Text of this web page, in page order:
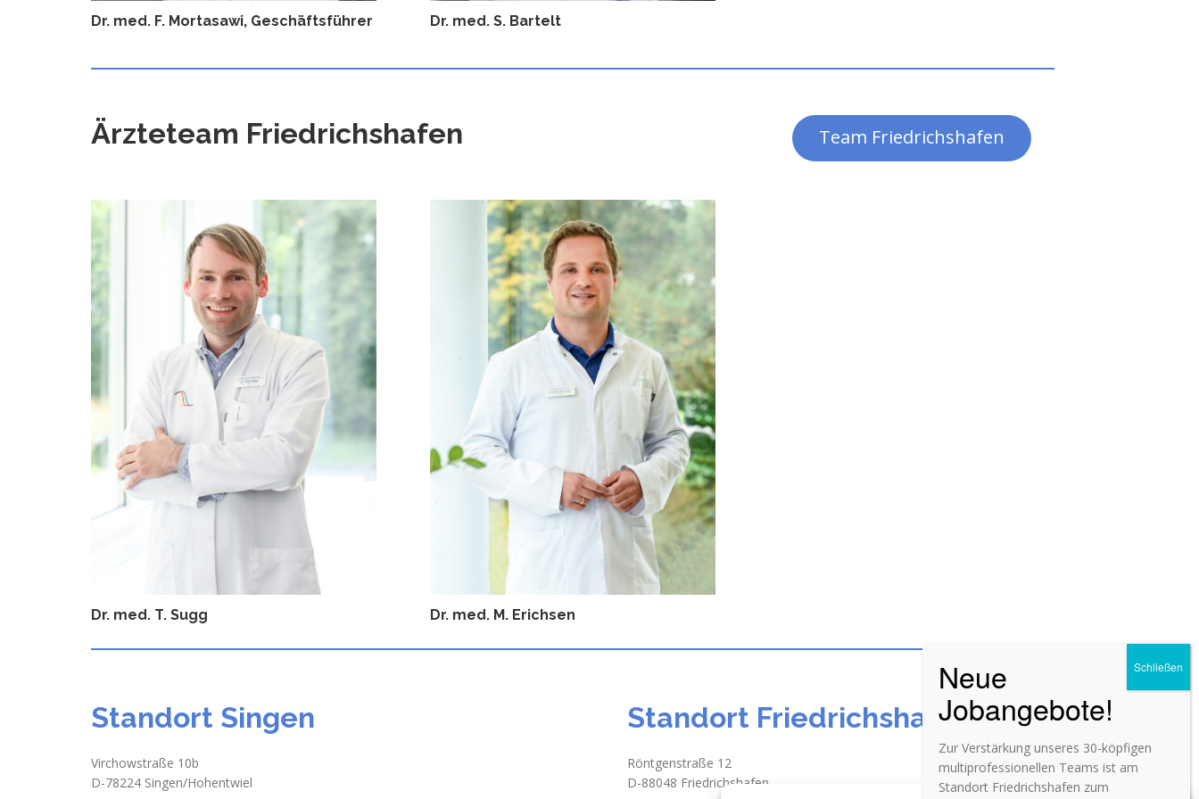
Dr. med. F. Mortasawi, Geschäftsführer Dr. med. S. Bartelt
Ärzteteam Friedrichshafen Team Friedrichshafen
Dr. med. T. Sugg Dr. med. M. Erichsen
Standort Singen
Virchowstraße 10b
D-78224 Singen/Hohentwiel
Standort Friedrichshafen
Röntgenstraße 12
D-88048 Friedrichshafen
Zur Verstärkung unseres 30-köpfigen
multiprofessionellen Teams ist am
Standort Friedrichshafen zum